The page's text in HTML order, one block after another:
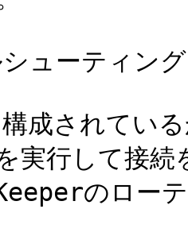
ューティング
成されてい
実行して接
のロー